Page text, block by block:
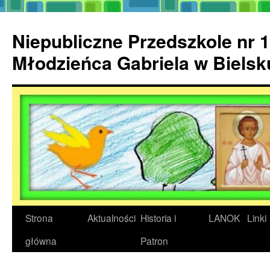
treści
Niepubliczne Przedszkole nr
Młodzieńca Gabriela w
Strona
główna
Aktualności Historia i
Patron
LANOK Linki